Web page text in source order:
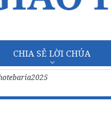
CHIA SẺ LỜI CHÚA